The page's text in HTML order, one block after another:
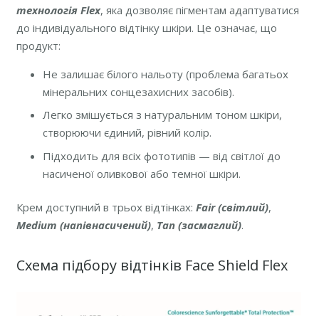
технологія Flex, яка дозволяє пігментам адаптуватися
до індивідуального відтінку шкіри. Це означає, що
продукт:
Не залишає білого нальоту (проблема багатьох
мінеральних сонцезахисних засобів).
Легко змішується з натуральним тоном шкіри,
створюючи єдиний, рівний колір.
Підходить для всіх фототипів — від світлої до
насиченої оливкової або темної шкіри.
Крем доступний в трьох відтінках: Fair (світлий),
Medium (напівнасичений), Tan (засмаглий).
Схема підбору відтінків Face Shield Flex